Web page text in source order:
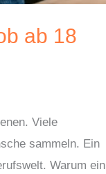
ab 18
Viele
sammeln. Ein
Warum ein